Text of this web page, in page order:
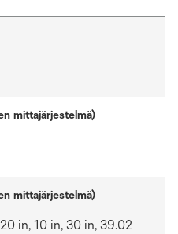
mittajärjestelmä)
mittajärjestelmä)
in, 10 in, 30 in, 39.02